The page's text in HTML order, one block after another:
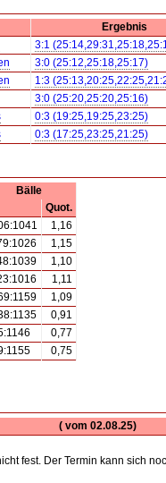
Ergebnis
3:1
3:0 (25:12,25:18,25:17)
1:3
3:0 (25:20,25:20,25:16)
0:3 (19:25,19:25,23:25)
0:3 (17:25,23:25,21:25)
Bälle
Quot.
1,16
1,15
1,10
1,11
1,09
0,91
0,77
0,75
( vom 02.08.25)
fest. Der Termin kann sich